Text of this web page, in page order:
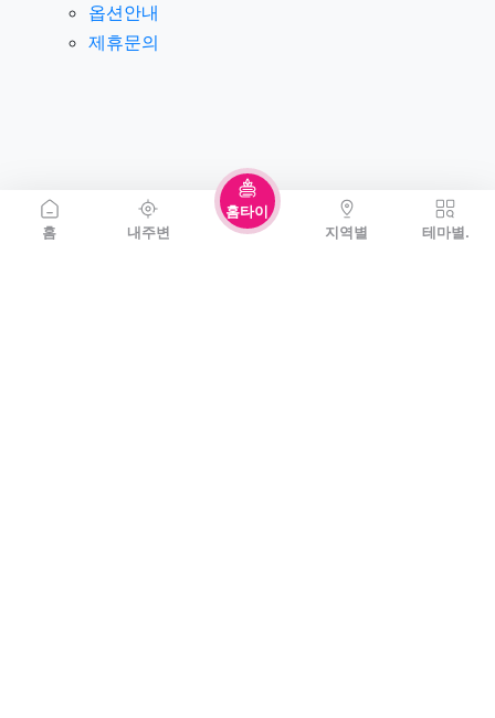
홈 내주변
홈타이
지역별
테마별.
옵션안내
제휴문의